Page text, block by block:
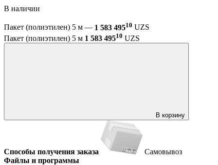
В наличии
Пакет (полиэтилен) 5 м — 1 583 49510 UZS
Пакет (полиэтилен) 5 м 1 583 49510 UZS
В корзину
Способы получения заказа
Самовывоз
Файлы и программы